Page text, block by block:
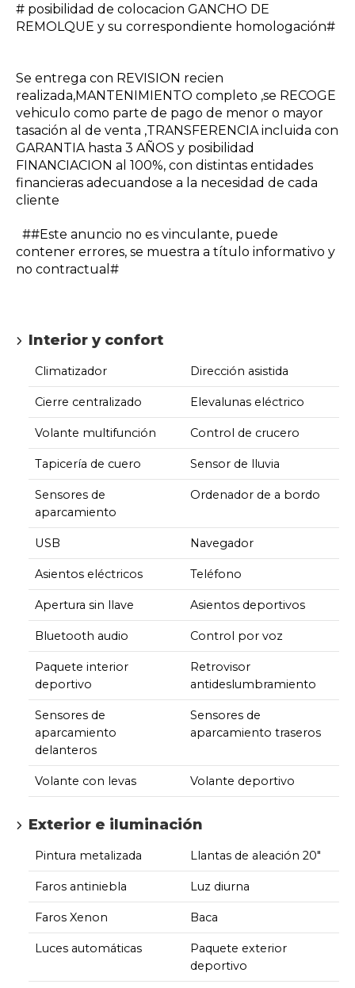
# posibilidad de colocacion GANCHO DE
REMOLQUE y su correspondiente homologación#
Se entrega con REVISION recien
realizada,MANTENIMIENTO completo ,se RECOGE
vehiculo como parte de pago de menor o mayor
tasación al de venta ,TRANSFERENCIA incluida con
GARANTIA hasta 3 AÑOS y posibilidad
FINANCIACION al 100%, con distintas entidades
financieras adecuandose a la necesidad de cada
cliente
##Este anuncio no es vinculante, puede
contener errores, se muestra a título informativo y
no contractual#
Interior y confort
Climatizador Dirección asistida
Cierre centralizado Elevalunas eléctrico
Volante multifunción Control de crucero
Tapicería de cuero Sensor de lluvia
Sensores de
aparcamiento
Ordenador de a bordo
USB Navegador
Asientos eléctricos Teléfono
Apertura sin llave Asientos deportivos
Bluetooth audio Control por voz
Paquete interior
deportivo
Retrovisor
antideslumbramiento
Sensores de
aparcamiento
delanteros
Sensores de
aparcamiento traseros
Volante con levas Volante deportivo
Exterior e iluminación
Pintura metalizada Llantas de aleación 20"
Faros antiniebla Luz diurna
Faros Xenon Baca
Luces automáticas
Paquete exterior
deportivo